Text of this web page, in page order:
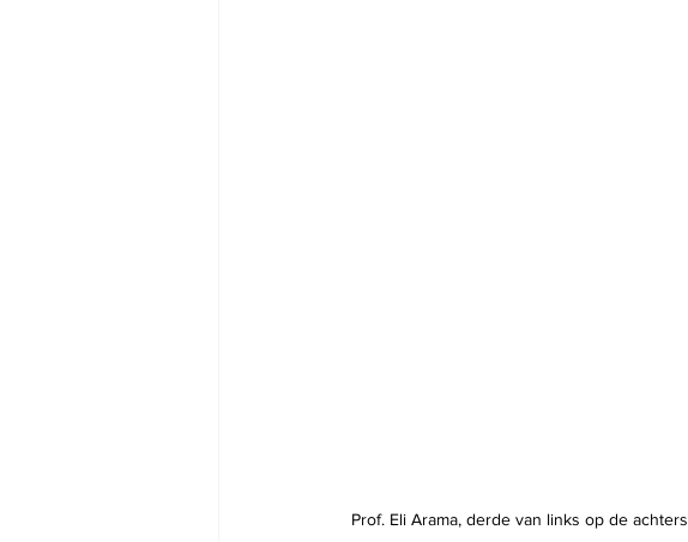
Prof. Eli Arama, derde van links op de